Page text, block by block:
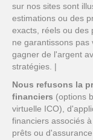
sur nos sites sont
estimations ou des
exacts, réels ou des
ne garantissons
gagner de l'argent
stratégies. |
Nous refusons la
financiers (options
virtuelle ICO),
financiers associés
prêts ou